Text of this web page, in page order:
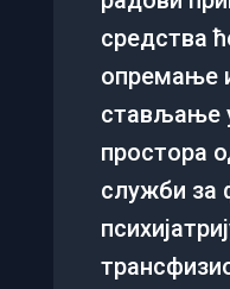
средства
опремање
стављање
простора
служби за